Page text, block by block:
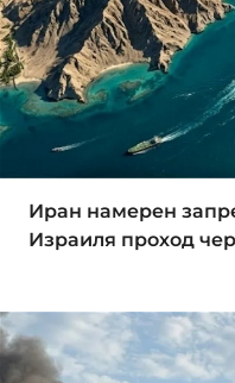
Иран намерен
Израиля проход